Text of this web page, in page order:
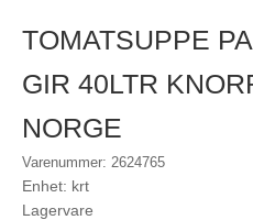
TOMATSUPPE
GIR 40LTR
NORGE
Varenummer: 2624765
Enhet: krt
Lagervare